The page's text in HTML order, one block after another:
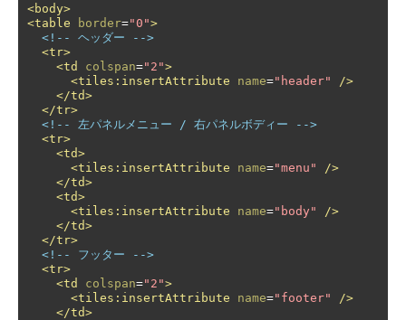
<body>
<table
border="0">
<!-- ヘッダー -->
<tr>
<td
colspan="2">
<tiles:insertAttribute
name="header"
/>
</td>
</tr>
<!-- 左パネルメニュー / 右パネルボディー -->
<tr>
<td>
<tiles:insertAttribute
name="menu"
/>
</td>
<td>
<tiles:insertAttribute
name="body"
/>
</td>
</tr>
<!-- フッター -->
<tr>
<td
colspan="2">
<tiles:insertAttribute
name="footer"
/>
</td>